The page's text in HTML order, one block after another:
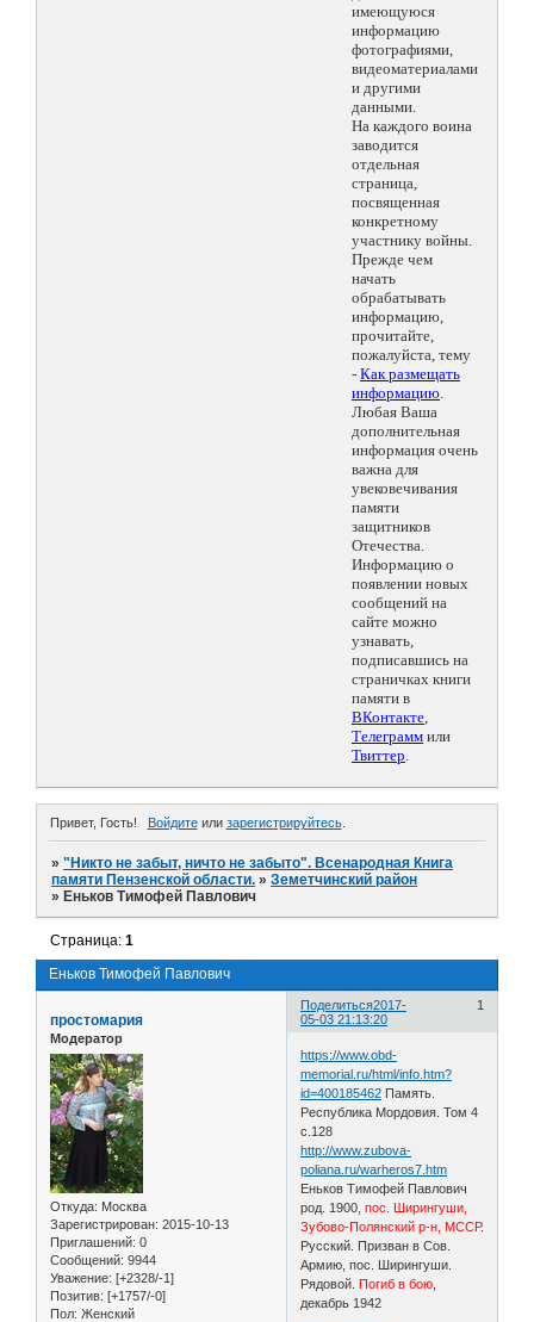
имеющуюся
информацию
фотографиями,
видеоматериалами
и другими
данными.
На каждого воина
заводится
отдельная
страница,
посвященная
конкретному
участнику войны.
Прежде чем
начать
обрабатывать
информацию,
прочитайте,
пожалуйста, тему
- Как размещать
информацию.
Любая Ваша
дополнительная
информация очень
важна для
увековечивания
памяти
защитников
Отечества.
Информацию о
появлении новых
сообщений на
сайте можно
узнавать,
подписавшись на
страничках книги
памяти в
ВКонтакте,
Телеграмм или
Твиттер.
Привет, Гость! Войдитеили зарегистрируйтесь.
»"Никто не забыт, ничто не забыто". Всенародная Книга
памяти Пензенской области. »Земетчинский район
» Еньков Тимофей Павлович
Еньков Тимофей Павлович
Страница:1
Поделиться 1
2017-
05-03 21:13:20
простомария
Модератор
Откуда: Москва
Зарегистрирован: 2015-10-13
Приглашений: 0
Сообщений: 9944
Уважение: [+2328/-1]
Позитив: [+1757/-0]
Пол: Женский
https://www.obd-
memorial.ru/html/info.htm?
id=400185462 Память.
Республика Мордовия. Том 4
с.128
http://www.zubova-
poliana.ru/warheros7.htm
Еньков Тимофей Павлович
род. 1900,пос. Ширингуши,
Зубово-Полянский р-н, МССР.
Русский. Призван в Сов.
Армию, пос. Ширингуши.
Рядовой.Погиб в бою
декабрь 1942